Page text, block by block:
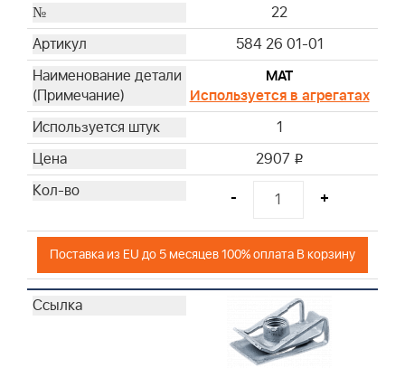
22
584 26 01-01
MAT
Используется в агрегатах
1
2907 i
- +
Поставка из EU до 5 месяцев 100% оплата В корзину